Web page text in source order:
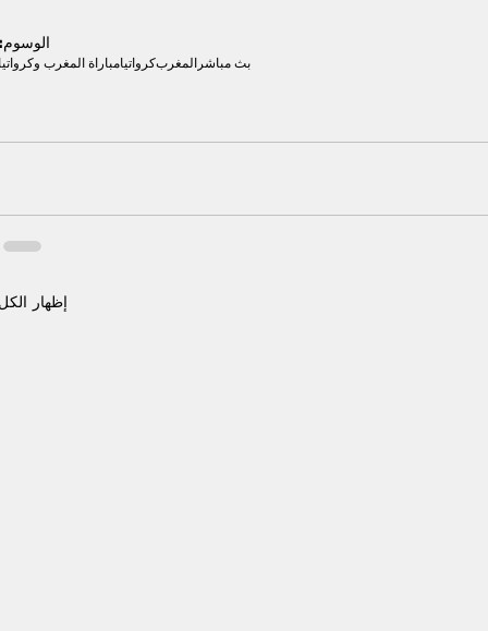
بث مباشرالمغربكرواتيامباراة المغرب
إظهار